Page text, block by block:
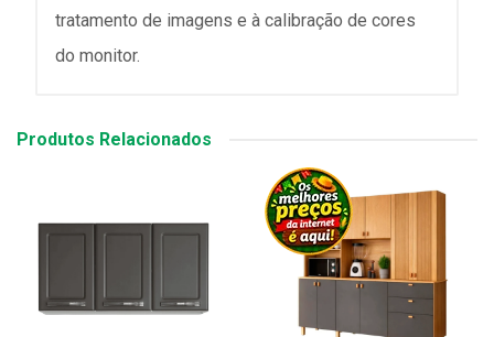
tratamento de imagens e à calibração de cores
do monitor.
Produtos Relacionados